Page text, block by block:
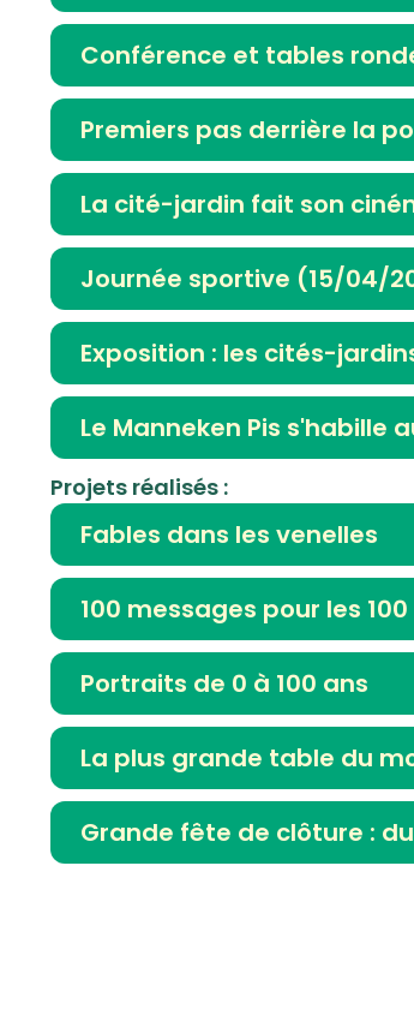
Conférence et tables
Premiers pas derrière la
La cité-jardin fait son
Journée sportive (15/04/
Exposition : les cités-
Le Manneken Pis s'habille
Projets réalisés :
Fables dans les venelles
100 messages pour les 100
Portraits de 0 à 100 ans
La plus grande table du
Grande fête de clôture :